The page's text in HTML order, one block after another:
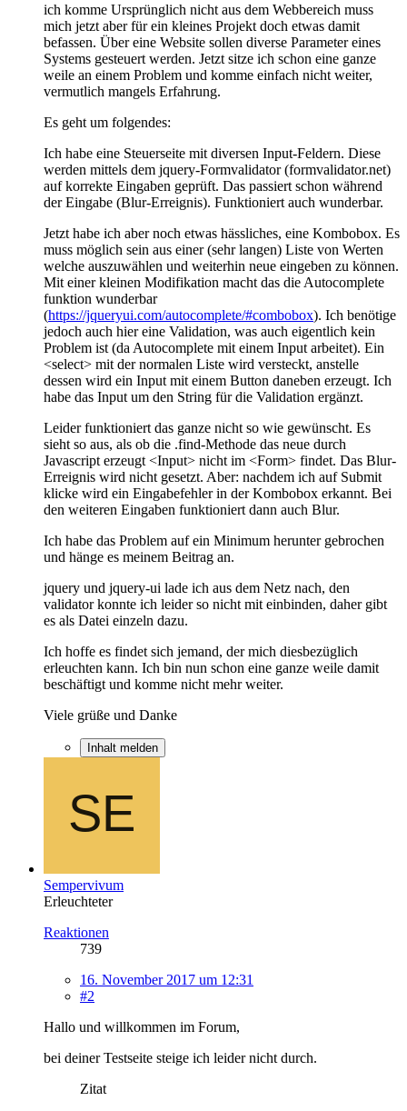
ich komme Ursprünglich nicht aus dem Webbereich muss
mich jetzt aber für ein kleines Projekt doch etwas damit
befassen. Über eine Website sollen diverse Parameter eines
Systems gesteuert werden. Jetzt sitze ich schon eine ganze
weile an einem Problem und komme einfach nicht weiter,
vermutlich mangels Erfahrung.
Es geht um folgendes:
Ich habe eine Steuerseite mit diversen Input-Feldern. Diese
werden mittels dem jquery-Formvalidator (formvalidator.net)
auf korrekte Eingaben geprüft. Das passiert schon während
der Eingabe (Blur-Erreignis). Funktioniert auch wunderbar.
Jetzt habe ich aber noch etwas hässliches, eine Kombobox. Es
muss möglich sein aus einer (sehr langen) Liste von Werten
welche auszuwählen und weiterhin neue eingeben zu können.
Mit einer kleinen Modifikation macht das die Autocomplete
funktion wunderbar
(https://jqueryui.com/autocomplete/#combobox). Ich benötige
jedoch auch hier eine Validation, was auch eigentlich kein
Problem ist (da Autocomplete mit einem Input arbeitet). Ein
<select> mit der normalen Liste wird versteckt, anstelle
dessen wird ein Input mit einem Button daneben erzeugt. Ich
habe das Input um den String für die Validation ergänzt.
Leider funktioniert das ganze nicht so wie gewünscht. Es
sieht so aus, als ob die .find-Methode das neue durch
Javascript erzeugt <Input> nicht im <Form> findet. Das Blur-
Erreignis wird nicht gesetzt. Aber: nachdem ich auf Submit
klicke wird ein Eingabefehler in der Kombobox erkannt. Bei
den weiteren Eingaben funktioniert dann auch Blur.
Ich habe das Problem auf ein Minimum herunter gebrochen
und hänge es meinem Beitrag an.
jquery und jquery-ui lade ich aus dem Netz nach, den
validator konnte ich leider so nicht mit einbinden, daher gibt
es als Datei einzeln dazu.
Ich hoffe es findet sich jemand, der mich diesbezüglich
erleuchten kann. Ich bin nun schon eine ganze weile damit
beschäftigt und komme nicht mehr weiter.
Viele grüße und Danke
Inhalt melden
Sempervivum
Erleuchteter
Reaktionen
739
16. November 2017 um 12:31
#2
Hallo und willkommen im Forum,
bei deiner Testseite steige ich leider nicht durch.
Zitat